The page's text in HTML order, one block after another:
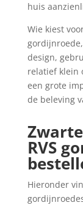
huis
Wie kiest
design,
relatief klein
een grote
de beleving
RVS
Hieronder